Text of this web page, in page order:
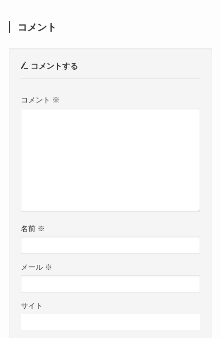
コメント
コメントする
コメント ※
名前 ※
メール ※
サイト